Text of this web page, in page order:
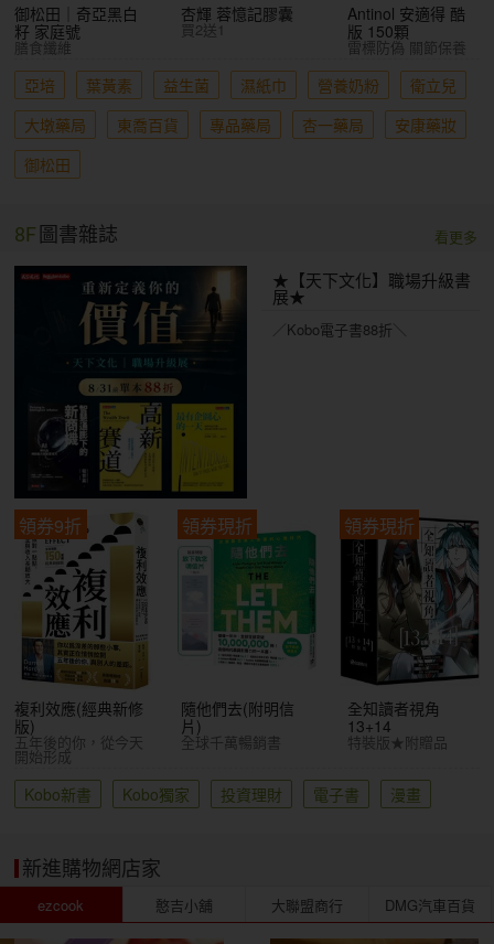
御松田｜奇亞黑白
籽 家庭號
膳食纖維
杏輝 蓉憶記膠囊
買2送1
Antinol 安適得 酷
版 150顆
雷標防偽 關節保養
亞培 葉黃素 益生菌 濕紙巾 營養奶粉
衛立兒
大墩藥局
東喬百貨 專品藥局 杏一藥局
安康藥妝
御松田
8F 圖書雜誌 看更多
★【天下文化】職場升級書
展★
／Kobo電子書88折＼
領券9折
複利效應(經典新修
版)
五年後的你，從今天
開始形成
領券現折
隨他們去(附明信
片)
全球千萬暢銷書
領券現折
全知讀者視角
13+14
特裝版★附贈品
Kobo新書 Kobo獨家 投資理財 電子書 漫畫
新進購物網店家
ezcook 憨吉小舖 大聯盟商行 DMG汽車百貨